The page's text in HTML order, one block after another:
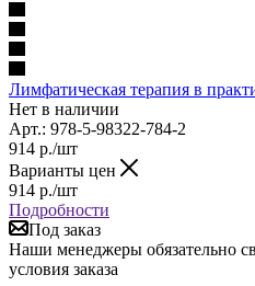
Лимфатическая терапия в
Нет в наличии
Арт.: 978-5-98322-784-2
914 р./шт
Варианты цен
914 р./шт
Подробности
Под заказ
Наши менеджеры обязательно
условия заказа